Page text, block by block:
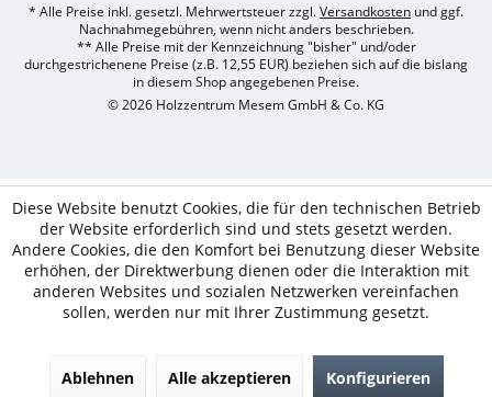
* Alle Preise inkl. gesetzl. Mehrwertsteuer zzgl.Versandkosten und ggf.
Nachnahmegebühren, wenn nicht anders beschrieben.
** Alle Preise mit der Kennzeichnung "bisher" und/oder
durchgestrichenene Preise (z.B. 12,55 EUR) beziehen sich auf die bislang
in diesem Shop angegebenen Preise.
© 2026 Holzzentrum Mesem GmbH & Co. KG
Diese Website benutzt Cookies, die für den technischen Betrieb
der Website erforderlich sind und stets gesetzt werden.
Andere Cookies, die den Komfort bei Benutzung dieser Website
erhöhen, der Direktwerbung dienen oder die Interaktion mit
anderen Websites und sozialen Netzwerken vereinfachen
sollen, werden nur mit Ihrer Zustimmung gesetzt.
Ablehnen Alle akzeptieren Konfigurieren